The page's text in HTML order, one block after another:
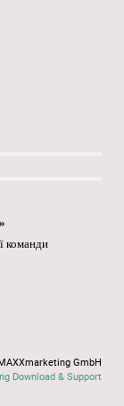
команди
GmbH
Download & Support